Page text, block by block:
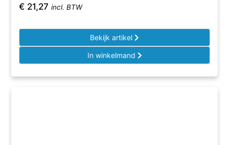
€ 21,27 incl. BTW
Bekijk artikel
In winkelmand